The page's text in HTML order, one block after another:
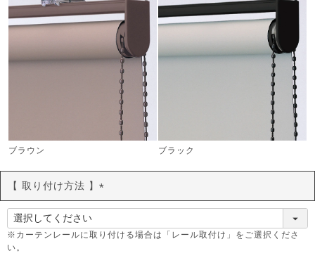
ブラウン ブラック
【 取り付け方法 】
(
須
※カーテンレールに取り付ける場合は「レール取付け」をご選択くださ
い。